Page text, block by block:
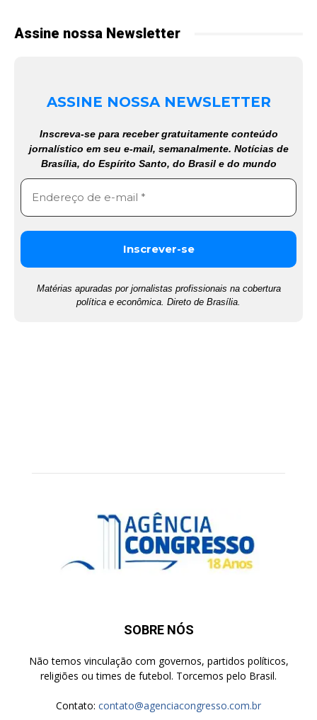
Assine nossa Newsletter
ASSINE NOSSA NEWSLETTER
Inscreva-se para receber gratuitamente conteúdo
jornalístico em seu e-mail, semanalmente. Notícias de
Brasília, do Espírito Santo, do Brasil e do mundo
Matérias apuradas por jornalistas profissionais na cobertura
política e econômica. Direto de Brasília.
SOBRE NÓS
Não temos vinculação com governos, partidos políticos,
religiões ou times de futebol. Torcemos pelo Brasil.
Contato: contato@agenciacongresso.com.br